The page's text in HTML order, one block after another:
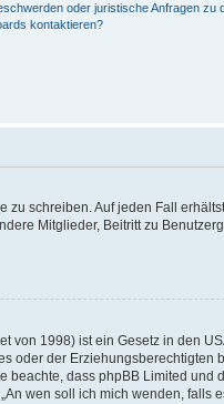
oder juristische Anfragen zu
kontaktieren?
schreiben. Auf jeden Fall
Mitglieder, Beitritt zu
von 1998) ist ein Gesetz in den
oder der Erziehungsberechtigten
beachte, dass phpBB Limited und
wen soll ich mich wenden, falls